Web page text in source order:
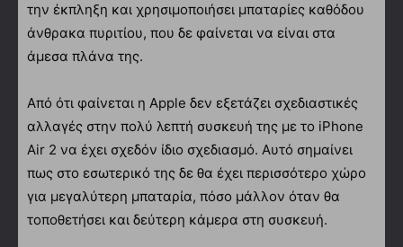
την έκπληξη και χρησιμοποιήσει μπαταρίες καθόδου
άνθρακα πυριτίου, που δε φαίνεται να είναι στα
άμεσα πλάνα της.
Από ότι φαίνεται η Apple δεν εξετάζει σχεδιαστικές
αλλαγές στην πολύ λεπτή συσκευή της με το iPhone
Air 2 να έχει σχεδόν ίδιο σχεδιασμό. Αυτό σημαίνει
πως στο εσωτερικό της δε θα έχει περισσότερο χώρο
για μεγαλύτερη μπαταρία, πόσο μάλλον όταν θα
τοποθετήσει και δεύτερη κάμερα στη συσκευή.